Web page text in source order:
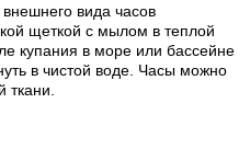
вида часов
щеткой с мылом в теплой
купания в море или бассейне
в чистой воде. Часы можно
ткани.